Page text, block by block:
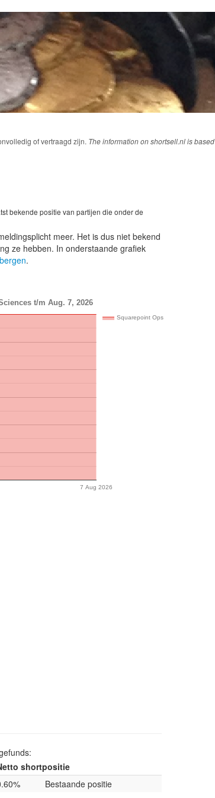
of vertraagd zijn. The information on shortsell.nl is
bekende positie van partijen die onder de
meer. Het is dus niet bekend
ze hebben. In onderstaande grafiek
.
t/m Aug. 7, 2026
Squarepoint Ops
7 Aug 2026
shortpositie
Bestaande positie